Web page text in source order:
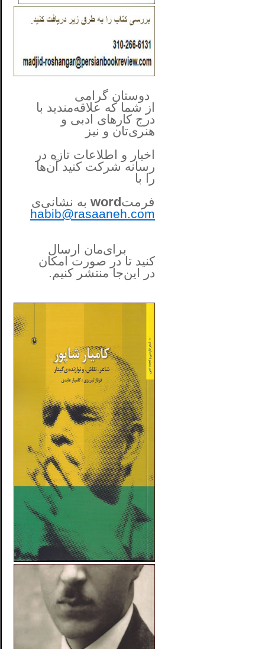
دوستان گرامی
از شما که علاقه‌مندید با
درج کارهای‌ ادبی و
هنری‌تان و نیز
اخبار و اطلاعات تازه در
رسانه شرکت کنید آن‌ها
را با
فرمتword به نشانی‌ی
habib@rasaaneh.com
برای‌مان ارسال
کنید تا در صورت امکان
در این‌جامنتشر کنیم.